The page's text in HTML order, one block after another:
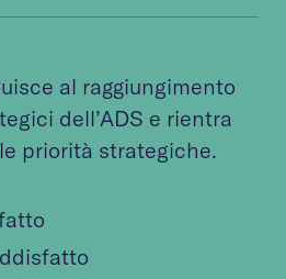
al raggiungimento
dell’ADS e rientra
priorità strategiche.